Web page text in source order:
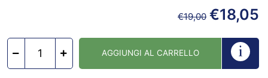
€19,00 €18,05
AGGIUNGI AL CARRELLO